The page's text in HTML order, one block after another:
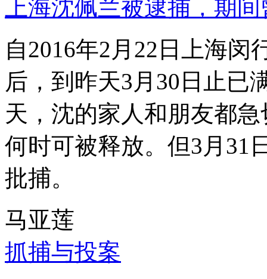
上海沈佩兰被逮捕，期
自2016年2月22日上海
后，到昨天3月30日止已
天，沈的家人和朋友都
何时可被释放。但3月31
批捕。
马亚莲
抓捕与投案